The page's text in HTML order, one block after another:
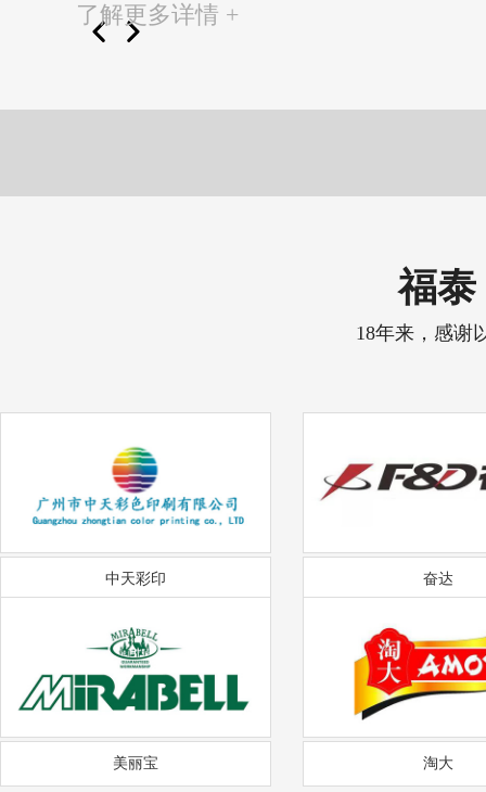
了解更多详情 +
福泰
18年来，感谢
中天彩印 奋达
美丽宝 淘大